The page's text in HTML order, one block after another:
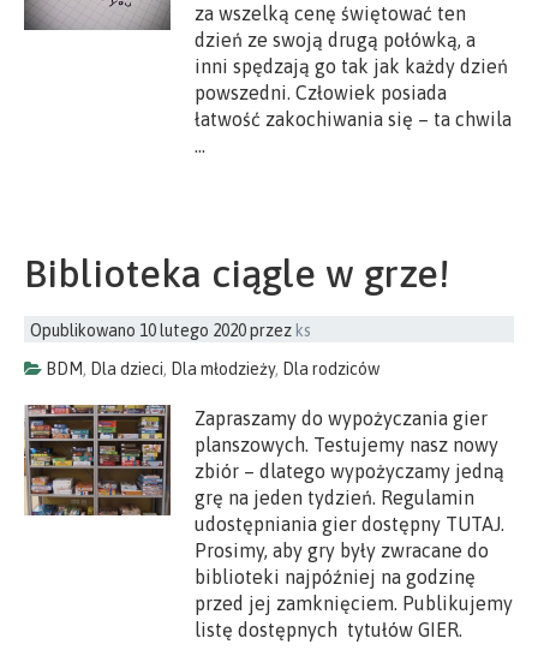
za wszelką cenę świętować ten
dzień ze swoją drugą połówką, a
inni spędzają go tak jak każdy dzień
powszedni. Człowiek posiada
łatwość zakochiwania się – ta chwila
Biblioteka ciągle w grze!
Opublikowano 10 lutego 2020przez ks
BDM, Dla dzieci, Dla młodzieży, Dla rodziców
Zapraszamy do wypożyczania gier
planszowych. Testujemy nasz nowy
zbiór – dlatego wypożyczamy jedną
grę na jeden tydzień. Regulamin
udostępniania gier dostępny TUTAJ.
Prosimy, aby gry były zwracane do
biblioteki najpóźniej na godzinę
przed jej zamknięciem. Publikujemy
listę dostępnych tytułów GIER.